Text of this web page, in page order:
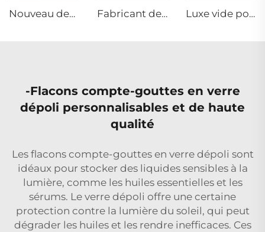
Nouveau design Ensemble de bouteilles en verre cosmétique Hexagone pour l'emballage de soins cosmétiques personnalisé Fabricant de conteneurs en verre cosmétiques pour soins de la peau LLNEGE même style famille ensemble de bouteilles en verre cosmétiques Luxe vide pot de crème pour soins de la peau ensemble d'emballage 120ml 100ml 40ml bouteille pulvérisatrice cosmétique en verre
-Flacons compte-gouttes en verre
dépoli personnalisables et de haute
qualité
Les flacons compte-gouttes en verre dépoli sont
idéaux pour stocker des liquides sensibles à la
lumière, comme les huiles essentielles et les
sérums. Le verre dépoli offre une certaine
protection contre la lumière du soleil, qui peut
dégrader les huiles et les rendre inefficaces. Ces